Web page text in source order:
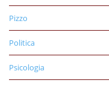
Pizzo
Politica
Psicologia